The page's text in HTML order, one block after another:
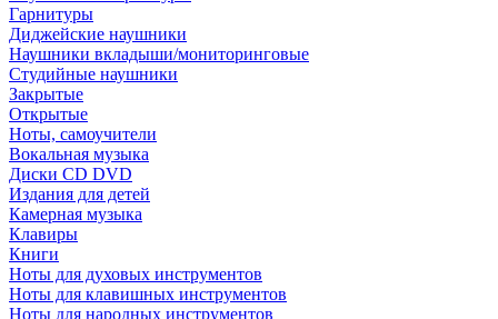
Гарнитуры
Диджейские наушники
Наушники вкладыши/мониторинговые
Студийные наушники
Закрытые
Открытые
Ноты, самоучители
Вокальная музыка
Диски CD DVD
Издания для детей
Камерная музыка
Клавиры
Книги
Ноты для духовых инструментов
Ноты для клавишных инструментов
Ноты для народных инструментов